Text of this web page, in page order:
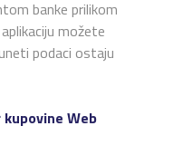
banke prilikom
možete
podaci ostaju
Web